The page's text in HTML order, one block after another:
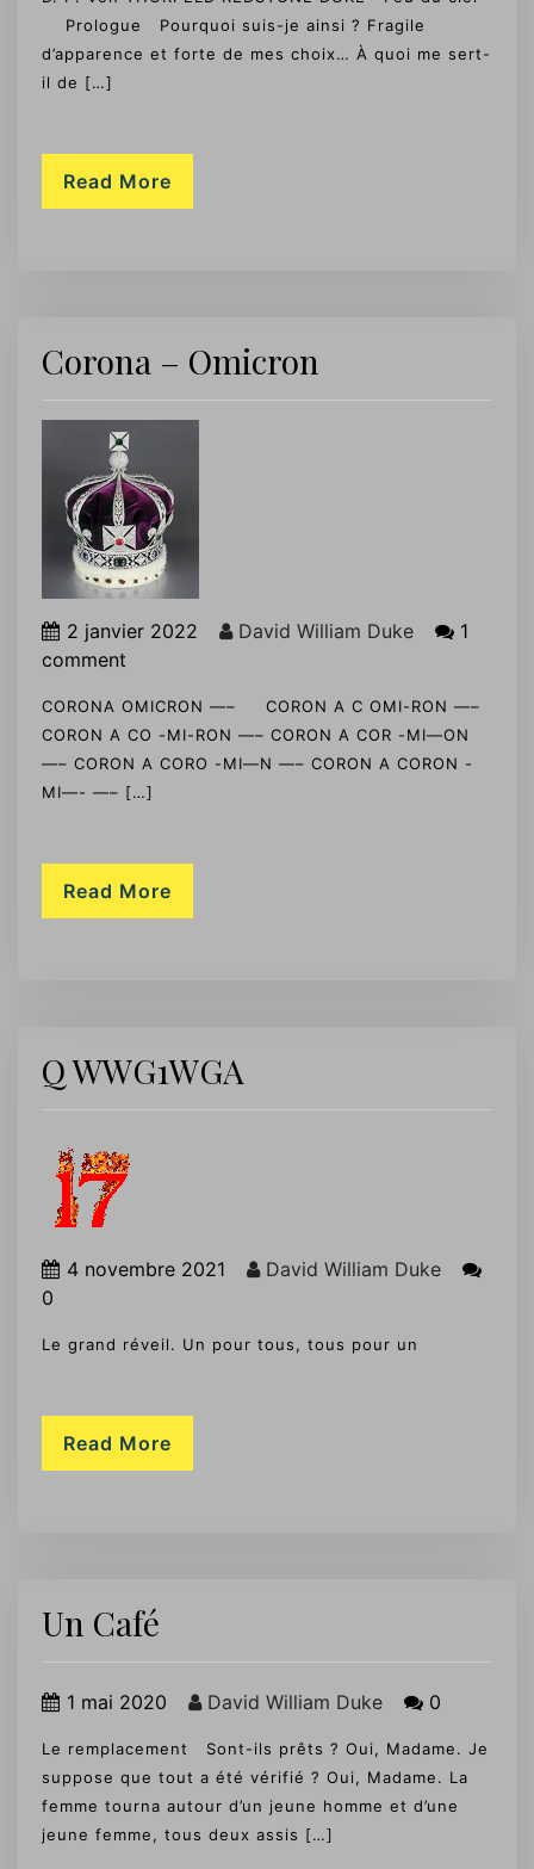
Prologue Pourquoi suis-je ainsi ? Fragile
d’apparence et forte de mes choix… À quoi me sert-
il de […]
Read More
Corona – Omicron
2 janvier 2022 David William Duke
1
comment
CORONA OMICRON —– CORON A C OMI-RON —–
CORON A CO -MI-RON —– CORON A COR -MI—ON
—– CORON A CORO -MI—N —– CORON A CORON -
MI—- —– […]
Read More
Q WWG1WGA
4 novembre 2021
David William Duke
0
Le grand réveil. Un pour tous, tous pour un
Read More
Un Café
1 mai 2020 David William Duke 0
Le remplacement Sont-ils prêts ? Oui, Madame. Je
suppose que tout a été vérifié ? Oui, Madame. La
femme tourna autour d’un jeune homme et d’une
jeune femme, tous deux assis […]